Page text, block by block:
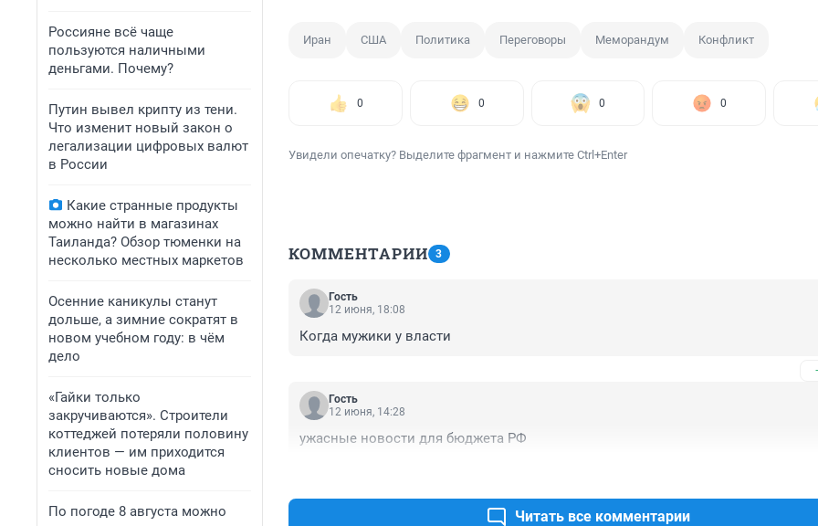
Россияне всё чаще
пользуются наличными
деньгами. Почему?
Путин вывел крипту из тени.
Что изменит новый закон о
легализации цифровых валют
в России
Какие странные продукты
можно найти в магазинах
Таиланда? Обзор тюменки на
несколько местных маркетов
Осенние каникулы станут
дольше, а зимние сократят в
новом учебном году: в чём
дело
«Гайки только
закручиваются». Строители
коттеджей потеряли половину
клиентов — им приходится
сносить новые дома
По погоде 8 августа можно
Иран США Политика Переговоры Меморандум Конфликт
0 0 0 0
Увидели опечатку? Выделите фрагмент и нажмите Ctrl+Enter
КОММЕНТАРИИ 3
Гость
12 июня, 18:08
Когда мужики у власти
Гость
12 июня, 14:28
ужасные новости для бюджета РФ
Читать все комментарии